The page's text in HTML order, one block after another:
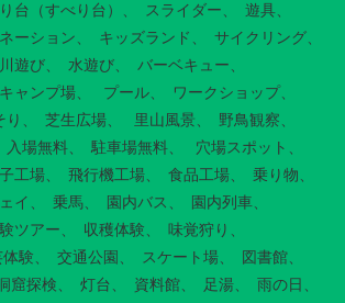
台（すべり台） スライダー
遊具
ーション キッズランド
サイクリング
川遊び 水遊び
バーベキュー
キャンプ場 プール
ワークショップ
り 芝生広場 里山風景
野鳥観察
入場無料 駐車場無料
穴場スポット
工場 飛行機工場 食品工場
乗り物
イ 乗馬 園内バス
園内列車
ツアー 収穫体験
味覚狩り
体験 交通公園 スケート場
図書館
窟探検 灯台 資料館 足湯 雨の日